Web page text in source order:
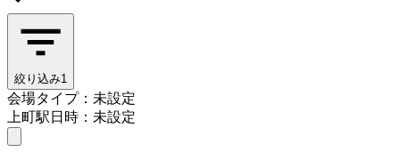
絞り込み1
会場タイプ：未設定
上町駅日時：未設定